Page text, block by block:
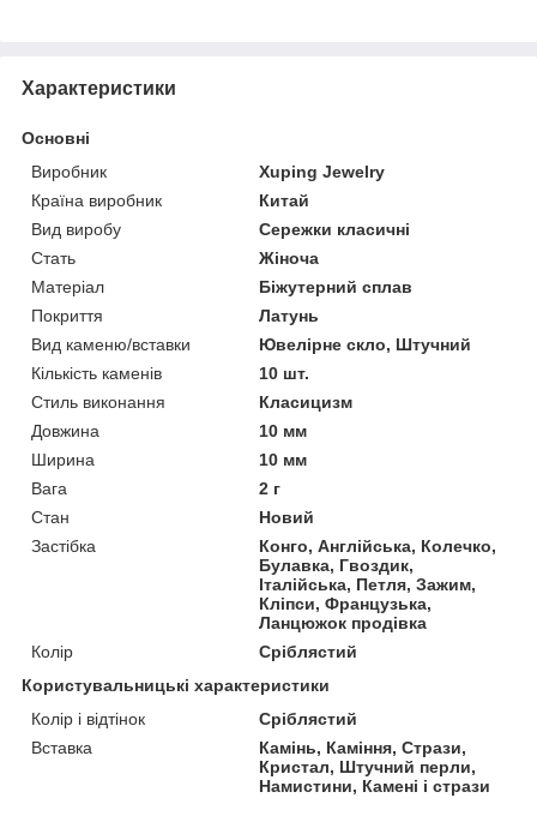
Характеристики
Основні
Виробник
Xuping Jewelry
Країна виробник
Китай
Вид виробу
Сережки класичні
Стать
Жіноча
Матеріал
Біжутерний сплав
Покриття
Латунь
Вид каменю/вставки
Ювелірне скло, Штучний
Кількість каменів
10 шт.
Стиль виконання
Класицизм
Довжина
10 мм
Ширина
10 мм
Вага
2 г
Стан
Новий
Застібка
Конго, Англійська, Колечко,
Булавка, Гвоздик,
Італійська, Петля, Зажим,
Кліпси, Французька,
Ланцюжок продівка
Колір
Сріблястий
Користувальницькі характеристики
Колір і відтінок
Сріблястий
Вставка
Камінь, Каміння, Стрази,
Кристал, Штучний перли,
Намистини, Камені і стрази